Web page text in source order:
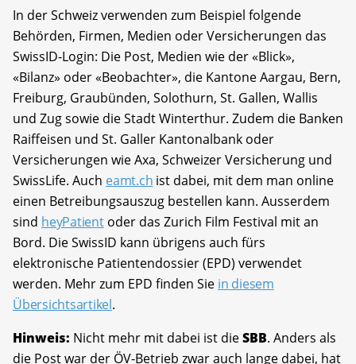
In der Schweiz verwenden zum Beispiel folgende
Behörden, Firmen, Medien oder Versicherungen das
SwissID-Login: Die Post, Medien wie der «Blick»,
«Bilanz» oder «Beobachter», die Kantone Aargau, Bern,
Freiburg, Graubünden, Solothurn, St. Gallen, Wallis
und Zug sowie die Stadt Winterthur. Zudem die Banken
Raiffeisen und St. Galler Kantonalbank oder
Versicherungen wie Axa, Schweizer Versicherung und
SwissLife. Auch eamt.ch ist dabei, mit dem man online
einen Betreibungsauszug bestellen kann. Ausserdem
sind heyPatientoder das Zurich Film Festival mit an
Bord. Die SwissID kann übrigens auch fürs
elektronische Patientendossier (EPD) verwendet
werden. Mehr zum EPD finden Sie in diesem
Übersichtsartikel.
Hinweis: Nicht mehr mit dabei ist dieSBB. Anders als
die Post war der ÖV-Betrieb zwar auch lange dabei, hat